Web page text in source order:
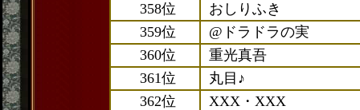
358位
おしりふき
359位
@ドラドラの実
360位
重光真吾
361位
丸目♪
362位
XXX・XXX